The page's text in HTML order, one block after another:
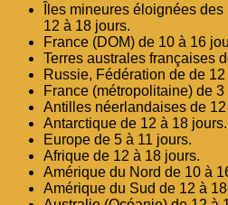
Îles mineures éloignées
12 à 18 jours.
France (DOM) de 10 à 16
Terres australes françaises
Russie, Fédération de de
France (métropolitaine) de 3
Antilles néerlandaises de
Antarctique de 12 à 18 jours.
Europe de 5 à 11 jours.
Afrique de 12 à 18 jours.
Amérique du Nord de 10 à
Amérique du Sud de 12 à